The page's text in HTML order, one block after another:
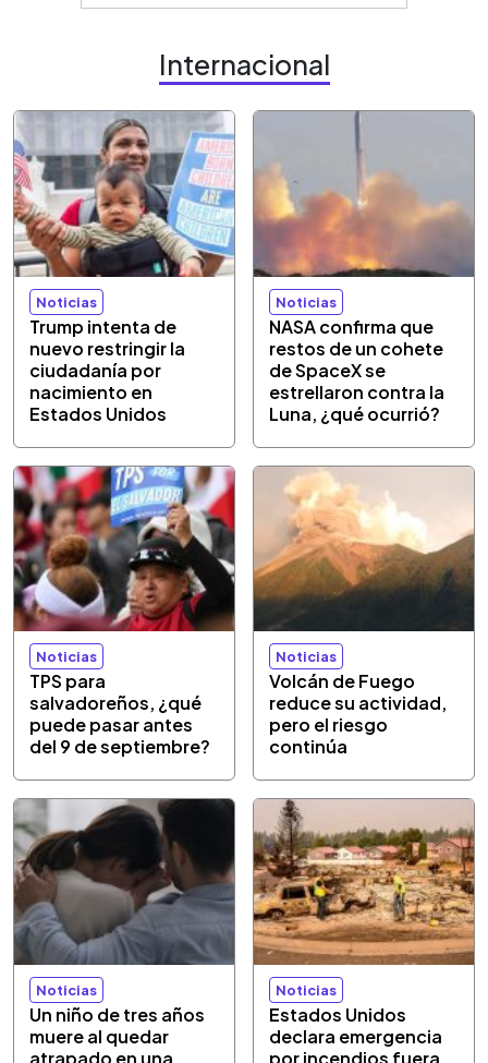
Internacional
Noticias
Trump intenta de
nuevo restringir la
ciudadanía por
nacimiento en
Estados Unidos
Noticias
NASA confirma que
restos de un cohete
de SpaceX se
estrellaron contra la
Luna, ¿qué ocurrió?
Noticias
TPS para
salvadoreños, ¿qué
puede pasar antes
del 9 de septiembre?
Noticias
Volcán de Fuego
reduce su actividad,
pero el riesgo
continúa
Noticias
Un niño de tres años
muere al quedar
atrapado en una
Noticias
Estados Unidos
declara emergencia
por incendios fuera